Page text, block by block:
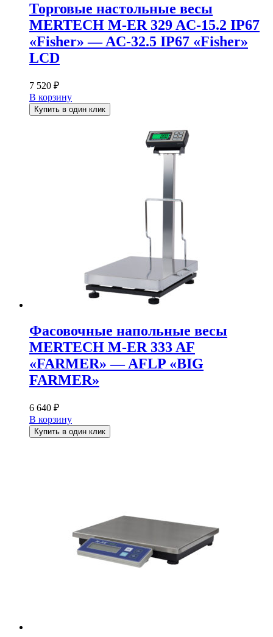
Торговые настольные весы
MERTECH M-ER 329 AC-15.2 IP67
«Fisher» — AC-32.5 IP67 «Fisher»
LСD
7 520 ₽
В корзину
Купить в один клик
Фасовочные напольные весы
MERTECH M-ER 333 AF
«FARMER» — AFLP «BIG
FARMER»
6 640 ₽
В корзину
Купить в один клик